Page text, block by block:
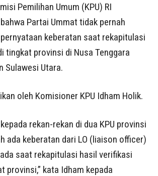
Pemilihan Umum (KPU) RI
Partai Ummat tidak pernah
keberatan saat rekapitulasi
tingkat provinsi di Nusa Tenggara
Sulawesi Utara.
oleh Komisioner KPU Idham Holik.
rekan-rekan di dua KPU provinsi
ada keberatan dari LO (liaison officer)
saat rekapitulasi hasil verifikasi
provinsi,” kata Idham kepada